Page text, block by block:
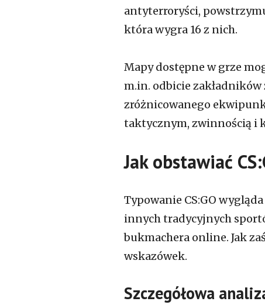
antyterroryści,
która wygra 16 z nich.
Mapy dostępne w grze
m.in. odbicie zakładników
zróżnicowanego
taktycznym, zwinnością i
Jak obstawiać
Typowanie CS:GO
innych tradycyjnych
bukmachera online. Jak
wskazówek.
Szczegółowa